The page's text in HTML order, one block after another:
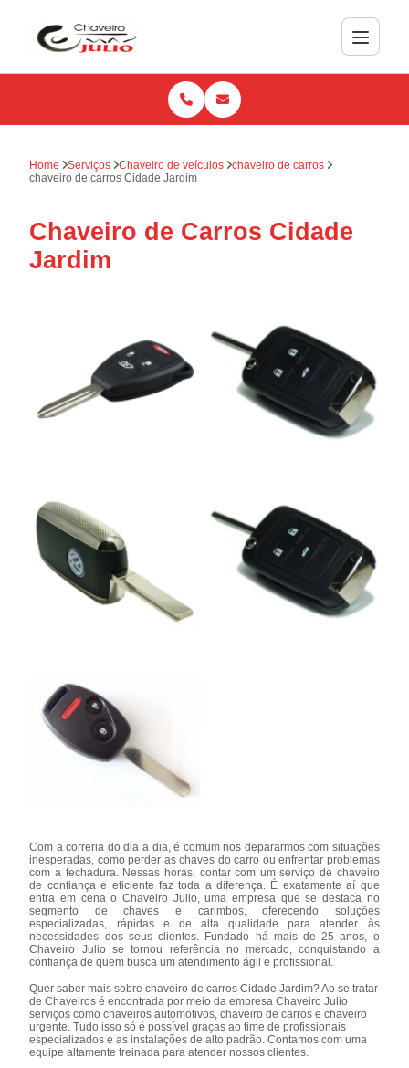
Home Serviços Chaveiro de veículos
chaveiro de carros
chaveiro de carros Cidade Jardim
Chaveiro de Carros Cidade
Jardim
Com a correria do dia a dia, é comum nos depararmos com situações
inesperadas, como perder as chaves do carro ou enfrentar problemas
com a fechadura. Nessas horas, contar com um serviço de chaveiro
de confiança e eficiente faz toda a diferença. É exatamente aí que
entra em cena o Chaveiro Julio, uma empresa que se destaca no
segmento de chaves e carimbos, oferecendo soluções
especializadas, rápidas e de alta qualidade para atender às
necessidades dos seus clientes. Fundado há mais de 25 anos, o
Chaveiro Julio se tornou referência no mercado, conquistando a
confiança de quem busca um atendimento ágil e profissional.
Quer saber mais sobre chaveiro de carros Cidade Jardim? Ao se tratar
de Chaveiros é encontrada por meio da empresa Chaveiro Julio
serviços como chaveiros automotivos, chaveiro de carros e chaveiro
urgente. Tudo isso só é possível graças ao time de profissionais
especializados e as instalações de alto padrão. Contamos com uma
equipe altamente treinada para atender nossos clientes.